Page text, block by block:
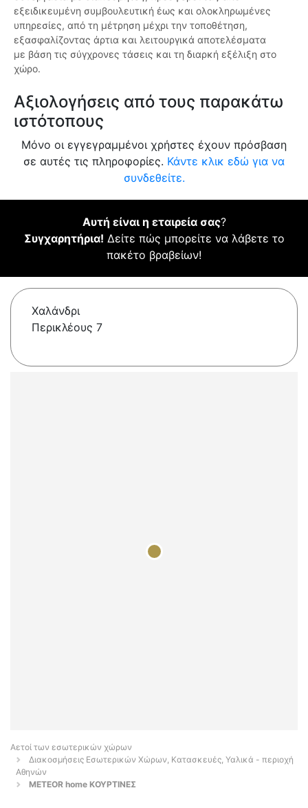
εξειδικευμένη συμβουλευτική έως και ολοκληρωμένες
υπηρεσίες, από τη μέτρηση μέχρι την τοποθέτηση,
εξασφαλίζοντας άρτια και λειτουργικά αποτελέσματα
με βάση τις σύγχρονες τάσεις και τη διαρκή εξέλιξη στο
χώρο.
Αξιολογήσεις από τους παρακάτω
ιστότοπους
Μόνο οι εγγεγραμμένοι χρήστες έχουν πρόσβαση
σε αυτές τις πληροφορίες. Κάντε κλικ εδώ για να
συνδεθείτε.
Αυτή είναι η εταιρεία σας?
Συγχαρητήρια! Δείτε πώς μπορείτε να λάβετε το
πακέτο βραβείων!
Χαλάνδρι
Περικλέους 7
Αετοί των εσωτερικών χώρων
Διακοσμήσεις Εσωτερικών Χώρων, Κατασκευές, Υαλικά - περιοχή
Αθηνών
METEOR home ΚΟΥΡΤΙΝΕΣ